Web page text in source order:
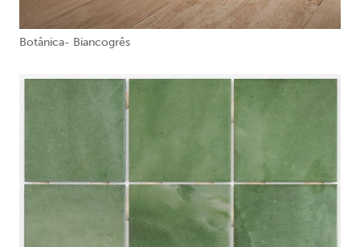
Botânica- Biancogrês